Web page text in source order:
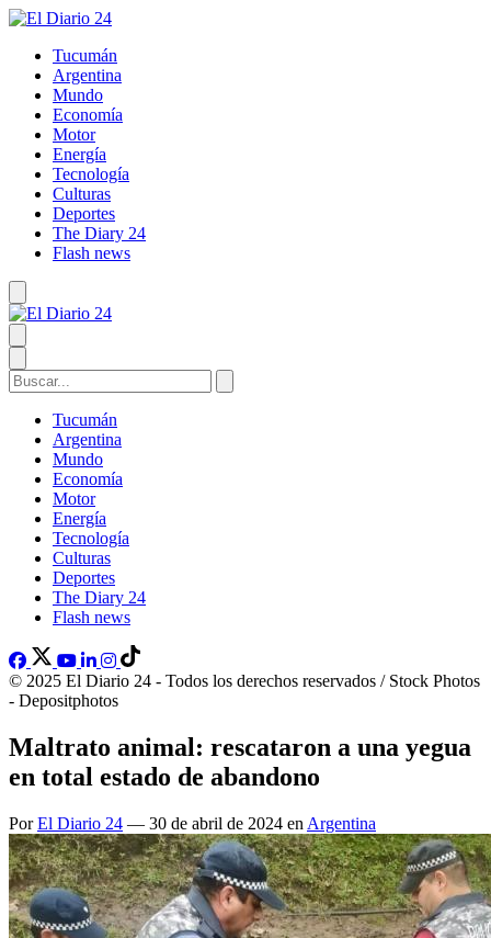
Tucumán
Argentina
Mundo
Economía
Motor
Energía
Tecnología
Culturas
Deportes
The Diary 24
Flash news
Tucumán
Argentina
Mundo
Economía
Motor
Energía
Tecnología
Culturas
Deportes
The Diary 24
Flash news
© 2025 El Diario 24 - Todos los derechos reservados / Stock Photos
- Depositphotos
Maltrato animal: rescataron a una yegua
en total estado de abandono
PorEl Diario 24 — 30 de abril de 2024 en Argentina